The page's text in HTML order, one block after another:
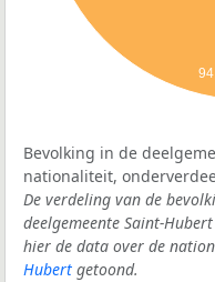
Bevolking in de
nationaliteit,
De verdeling van de
deelgemeente Saint-
hier de data over de
Hubert getoond.